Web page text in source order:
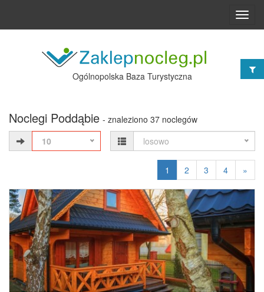
Ogólnopolska Baza Turystyczna
Noclegi Poddąbie - znaleziono 37 noclegów
10
losowo
1 2 3 4 »